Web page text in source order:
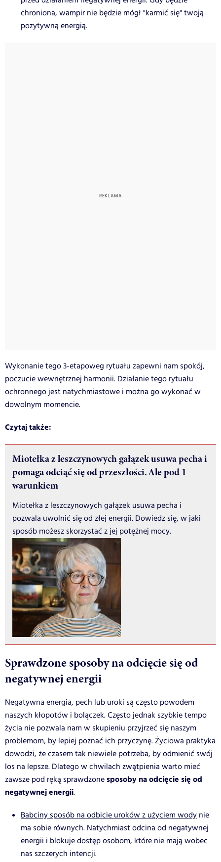
chroniona, wampir nie będzie mógł "karmić się" twoją
pozytywną energią.
Wykonanie tego 3-etapoweg rytuału zapewni nam spokój,
poczucie wewnętrznej harmonii. Działanie tego rytuału
ochronnego jest natychmiastowe i można go wykonać w
dowolnym momencie.
Czytaj także:
Miotełka z leszczynowych gałązek usuwa pecha i
pomaga odciąć się od przeszłości. Ale pod 1
warunkiem
Miotełka z leszczynowych gałązek usuwa pecha i
pozwala uwolnić się od złej energii. Dowiedz się, w jaki
sposób możesz skorzystać z jej potężnej mocy.
Sprawdzone sposoby na odcięcie się od
negatywnej energii
Negatywna energia, pech lub uroki są często powodem
naszych kłopotów i bolączek. Często jednak szybkie tempo
życia nie pozwala nam w skupieniu przyjrzeć się naszym
problemom, by lepiej poznać ich przyczynę. Życiowa praktyka
dowodzi, że czasem tak niewiele potrzeba, by odmienić swój
los na lepsze. Dlatego w chwilach zwątpienia warto mieć
zawsze pod ręką sprawdzonesposoby na odcięcie się od
negatywnej energii.
Babciny sposób na odbicie uroków z użyciem wody nie
ma sobie równych. Natychmiast odcina od negatywnej
energii i blokuje dostęp osobom, które nie mają wobec
nas szczerych intencji.